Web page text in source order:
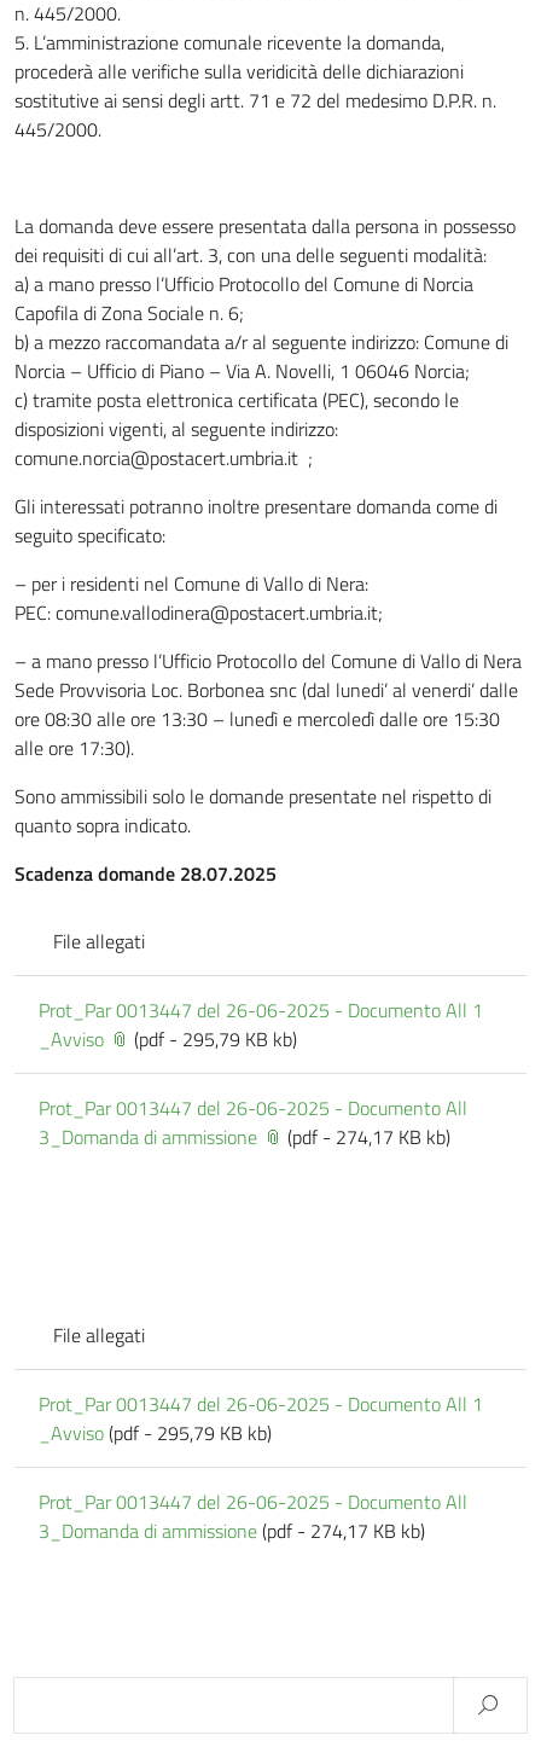
n. 445/2000.
5. L’amministrazione comunale ricevente la domanda,
procederà alle verifiche sulla veridicità delle dichiarazioni
sostitutive ai sensi degli artt. 71 e 72 del medesimo D.P.R. n.
445/2000.
La domanda deve essere presentata dalla persona in possesso
dei requisiti di cui all’art. 3, con una delle seguenti modalità:
a) a mano presso l’Ufficio Protocollo del Comune di Norcia
Capofila di Zona Sociale n. 6;
b) a mezzo raccomandata a/r al seguente indirizzo: Comune di
Norcia – Ufficio di Piano – Via A. Novelli, 1 06046 Norcia;
c) tramite posta elettronica certificata (PEC), secondo le
disposizioni vigenti, al seguente indirizzo:
comune.norcia@postacert.umbria.it ;
Gli interessati potranno inoltre presentare domanda come di
seguito specificato:
– per i residenti nel Comune di Vallo di Nera:
PEC: comune.vallodinera@postacert.umbria.it;
– a mano presso l’Ufficio Protocollo del Comune di Vallo di Nera
Sede Provvisoria Loc. Borbonea snc (dal lunedi’ al venerdi’ dalle
ore 08:30 alle ore 13:30 – lunedì e mercoledì dalle ore 15:30
alle ore 17:30).
Sono ammissibili solo le domande presentate nel rispetto di
quanto sopra indicato.
Scadenza domande 28.07.2025
File allegati
Prot_Par 0013447 del 26-06-2025 - Documento All 1
_Avviso
(pdf - 295,79 KB kb)
Prot_Par 0013447 del 26-06-2025 - Documento All
3_Domanda di ammissione
(pdf - 274,17 KB kb)
File allegati
Prot_Par 0013447 del 26-06-2025 - Documento All 1
_Avviso(pdf - 295,79 KB kb)
Prot_Par 0013447 del 26-06-2025 - Documento All
3_Domanda di ammissione(pdf - 274,17 KB kb)